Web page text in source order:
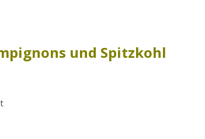
und Spitzkohl